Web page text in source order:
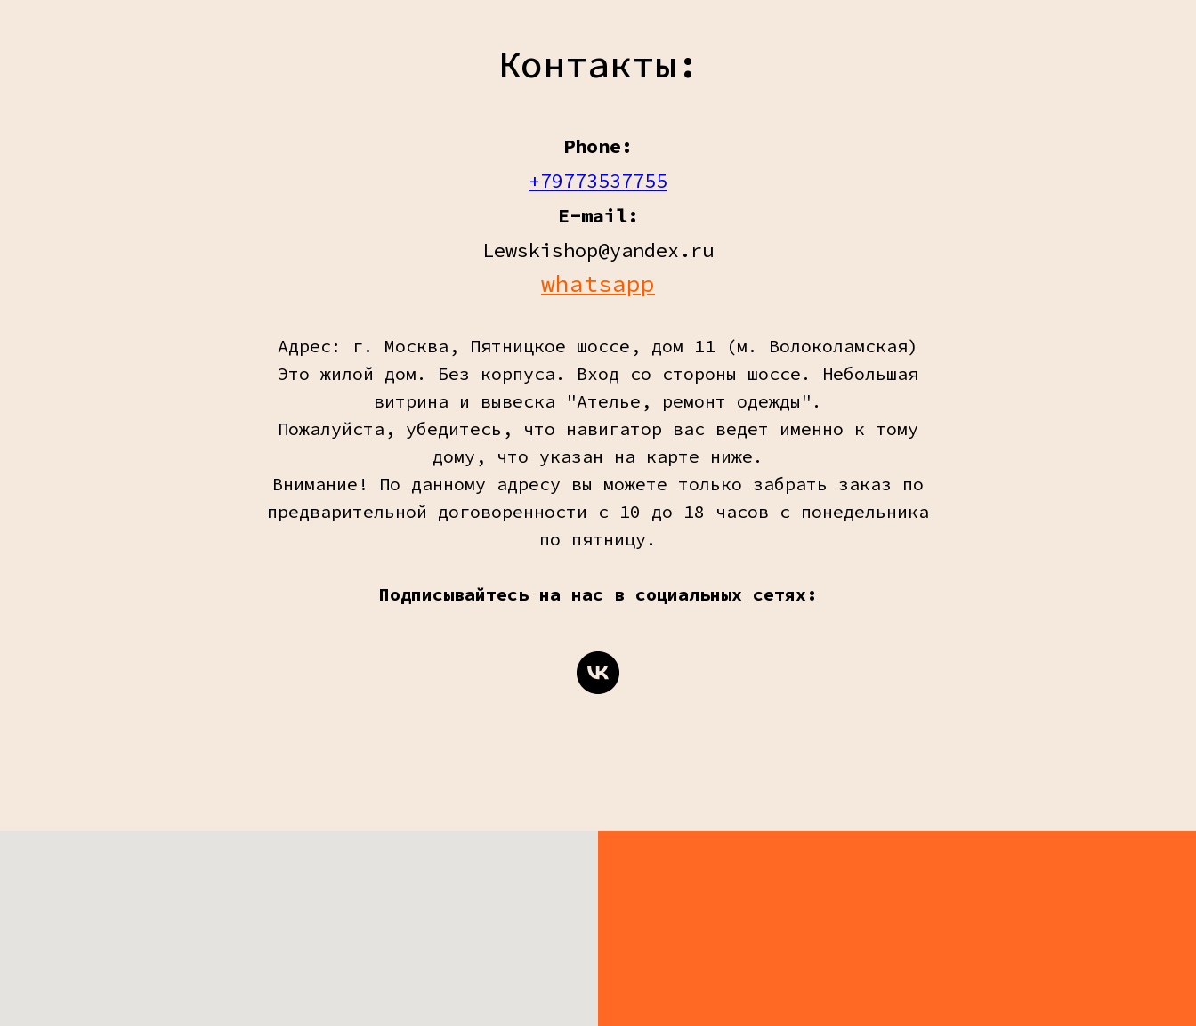
Контакты:
Phone:
+79773537755
E-mail:
Lewskishop@yandex.ru
whatsapp
Адрес: г. Москва, Пятницкое шоссе, дом 11 (м. Волоколамская)
Это жилой дом. Без корпуса. Вход со стороны шоссе. Небольшая
витрина и вывеска "Ателье, ремонт одежды".
Пожалуйста, убедитесь, что навигатор вас ведет именно к тому
дому, что указан на карте ниже.
Внимание! По данному адресу вы можете только забрать заказ по
предварительной договоренности с 10 до 18 часов с понедельника
по пятницу.
Подписывайтесь на нас в социальных сетях: